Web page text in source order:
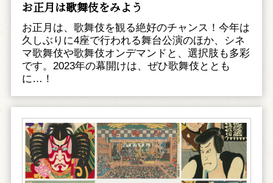
お正月は歌舞伎をみよう
お正月は、歌舞伎を観る絶好のチャンス！今年は
久しぶりに4座で行われる舞台公演のほか、シネ
マ歌舞伎や歌舞伎オンデマンドと、選択肢も多彩
です。2023年の幕開けは、ぜひ歌舞伎ととも
に…！